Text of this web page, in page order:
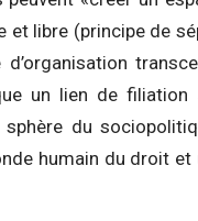
libre (principe de
un lien de filiation
du
humain du droit et